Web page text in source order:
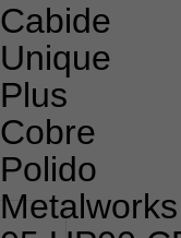
Cabide
Unique
Plus
Cobre
Polido
Metalworks